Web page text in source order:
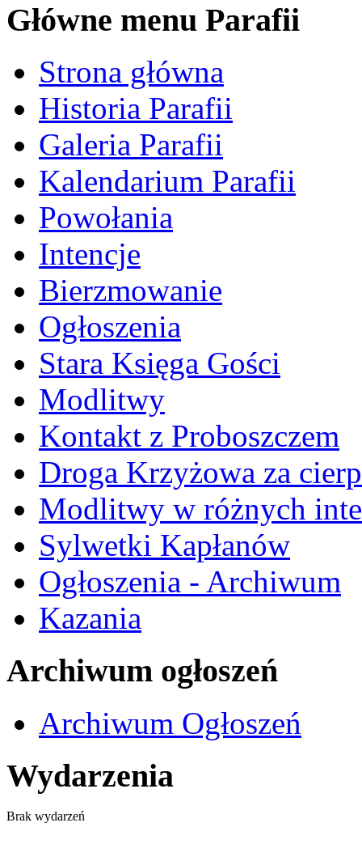
Główne menu Parafii
Strona główna
Historia Parafii
Galeria Parafii
Kalendarium Parafii
Powołania
Intencje
Bierzmowanie
Ogłoszenia
Stara Księga Gości
Modlitwy
Kontakt z Proboszczem
Droga Krzyżowa za
Modlitwy w różnych
Sylwetki Kapłanów
Ogłoszenia - Archiwum
Kazania
Archiwum ogłoszeń
Archiwum Ogłoszeń
Wydarzenia
Brak wydarzeń